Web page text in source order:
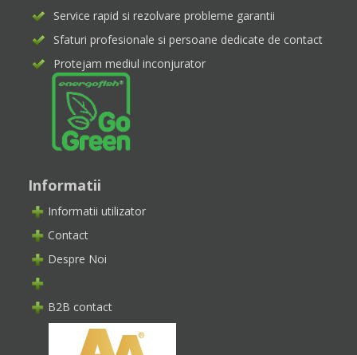
Service rapid si rezolvare probleme garantii
Sfaturi profesionale si persoane dedicate de contact
Protejam mediul inconjurator
Informatii
Informatii utilizator
Contact
Despre Noi
B2B contact